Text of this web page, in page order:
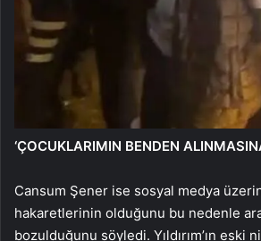
‘ÇOCUKLARIMIN BENDEN
Cansum Şener ise sosyal medya
hakaretlerinin olduğunu bu nedenle
bozulduğunu söyledi. Yıldırım’ın eski